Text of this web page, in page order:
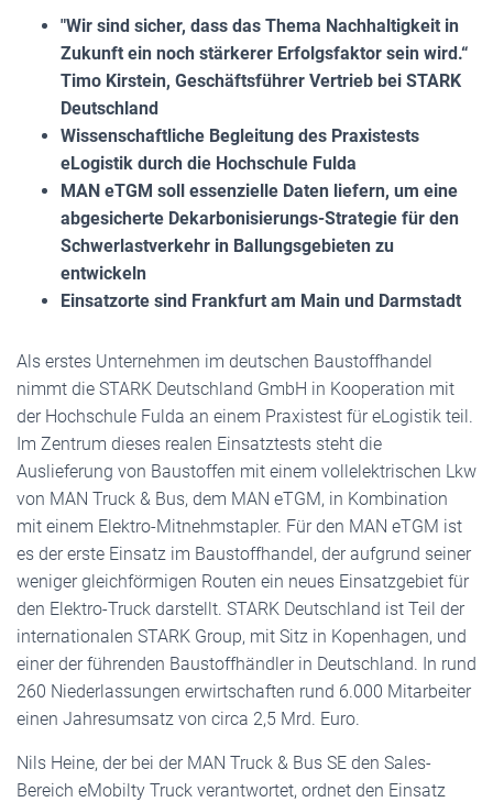
"Wir sind sicher, dass das Thema Nachhaltigkeit in
Zukunft ein noch stärkerer Erfolgsfaktor sein wird.“
Timo Kirstein, Geschäftsführer Vertrieb bei STARK
Deutschland
Wissenschaftliche Begleitung des Praxistests
eLogistik durch die Hochschule Fulda
MAN eTGM soll essenzielle Daten liefern, um eine
abgesicherte Dekarbonisierungs-Strategie für den
Schwerlastverkehr in Ballungsgebieten zu
entwickeln
Einsatzorte sind Frankfurt am Main und Darmstadt
Als erstes Unternehmen im deutschen Baustoffhandel
nimmt die STARK Deutschland GmbH in Kooperation mit
der Hochschule Fulda an einem Praxistest für eLogistik teil.
Im Zentrum dieses realen Einsatztests steht die
Auslieferung von Baustoffen mit einem vollelektrischen Lkw
von MAN Truck & Bus, dem MAN eTGM, in Kombination
mit einem Elektro-Mitnehmstapler. Für den MAN eTGM ist
es der erste Einsatz im Baustoffhandel, der aufgrund seiner
weniger gleichförmigen Routen ein neues Einsatzgebiet für
den Elektro-Truck darstellt. STARK Deutschland ist Teil der
internationalen STARK Group, mit Sitz in Kopenhagen, und
einer der führenden Baustoffhändler in Deutschland. In rund
260 Niederlassungen erwirtschaften rund 6.000 Mitarbeiter
einen Jahresumsatz von circa 2,5 Mrd. Euro.
Nils Heine, der bei der MAN Truck & Bus SE den Sales-
Bereich eMobilty Truck verantwortet, ordnet den Einsatz